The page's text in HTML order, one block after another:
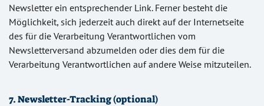
Newsletter ein entsprechender Link. Ferner besteht die
Möglichkeit, sich jederzeit auch direkt auf der Internetseite
des für die Verarbeitung Verantwortlichen vom
Newsletterversand abzumelden oder dies dem für die
Verarbeitung Verantwortlichen auf andere Weise mitzuteilen.
7. Newsletter-Tracking (optional)